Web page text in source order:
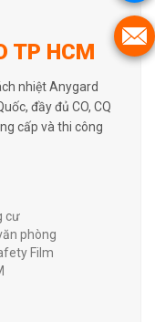
TP HCM
nhiệt Anygard
đầy đủ CO, CQ
cấp và thi công
cư
phòng
Film